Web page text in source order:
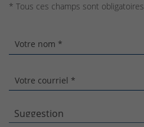
* Tous ces champs sont obligatoires
Votre nom *
Votre courriel *